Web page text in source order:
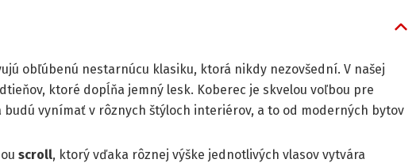
obľúbenú nestarnúcu klasiku, ktorá nikdy nezovšední. V našej
ktoré dopĺňa jemný lesk. Koberec je skvelou voľbou pre
budú vynímať v rôznych štýloch interiérov, a to od moderných bytov
scroll, ktorý vďaka rôznej výške jednotlivých vlasov vytvára